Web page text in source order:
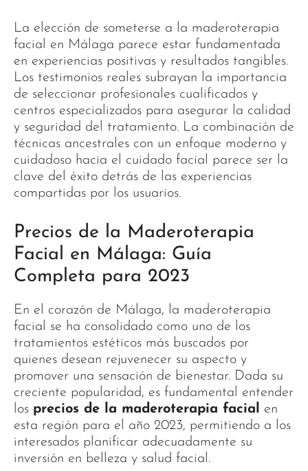
La elección de someterse a la maderoterapia
facial en Málaga parece estar fundamentada
en experiencias positivas y resultados tangibles.
Los testimonios reales subrayan la importancia
de seleccionar profesionales cualificados y
centros especializados para asegurar la calidad
y seguridad del tratamiento. La combinación de
técnicas ancestrales con un enfoque moderno y
cuidadoso hacia el cuidado facial parece ser la
clave del éxito detrás de las experiencias
compartidas por los usuarios.
Precios de la Maderoterapia
Facial en Málaga: Guía
Completa para 2023
En el corazón de Málaga, la maderoterapia
facial se ha consolidado como uno de los
tratamientos estéticos más buscados por
quienes desean rejuvenecer su aspecto y
promover una sensación de bienestar. Dada su
creciente popularidad, es fundamental entender
los precios de la maderoterapia facial
en
esta región para el año 2023, permitiendo a los
interesados planificar adecuadamente su
inversión en belleza y salud facial.